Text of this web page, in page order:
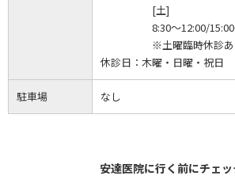
[土]
8:30～12:00/
※土曜臨時休診あ
休診日： 木曜・日曜・祝日
駐車場 なし
安達医院に行く前にチェッ